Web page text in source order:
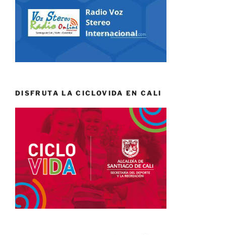
DISFRUTA LA CICLOVIDA EN CALI